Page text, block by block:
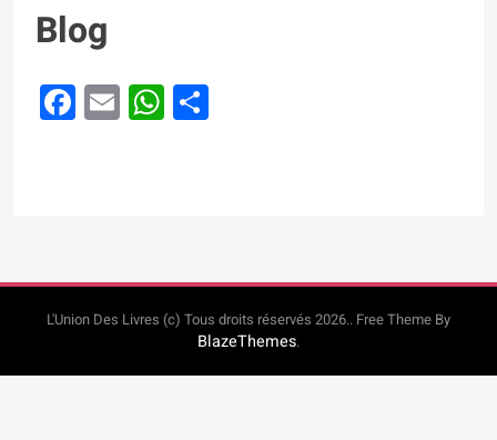
Blog
Facebook
EmailWhatsApp
L'Union Des Livres (c) Tous droits réservés 2026.. Free Theme By
BlazeThemes.